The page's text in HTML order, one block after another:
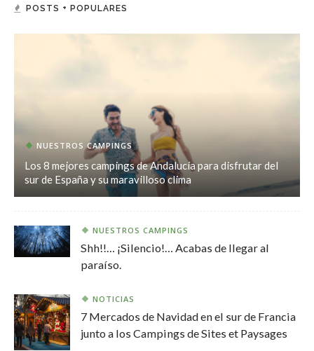
POSTS + POPULARES
NUESTROS CAMPINGS
Los 8 mejores campings de Andalucía para disfrutar del
sur de España y su maravilloso clima
NUESTROS CAMPINGS
Shh!!… ¡Silencio!… Acabas de llegar al
paraíso.
NOTICIAS
7 Mercados de Navidad en el sur de Francia
junto a los Campings de Sites et Paysages